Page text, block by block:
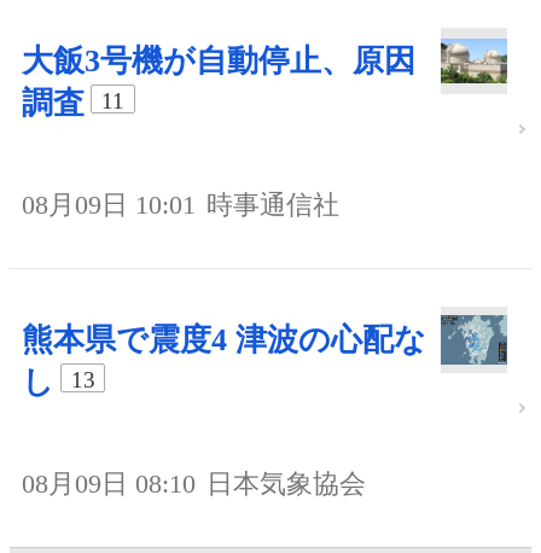
大飯3号機が自動停止、原因
調査
11
08月09日 10:01 時事通信社
熊本県で震度4 津波の心配な
し
13
08月09日 08:10 日本気象協会